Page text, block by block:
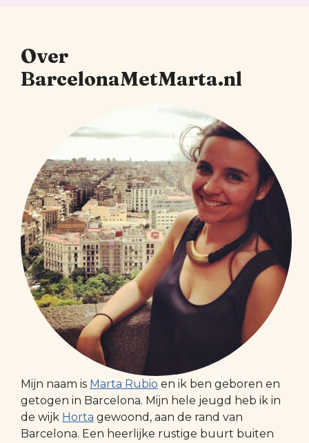
Over
BarcelonaMetMarta.nl
Mijn naam is Marta Rubio en ik ben geboren en
getogen in Barcelona. Mijn hele jeugd heb ik in
de wijk Horta gewoond, aan de rand van
Barcelona. Een heerlijke rustige buurt buiten